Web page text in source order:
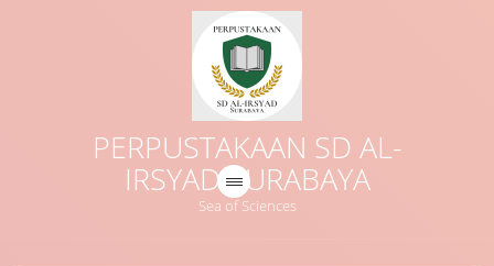
PERPUSTAKAAN SD AL-
IRSYAD SURABAYA
Sea of Sciences